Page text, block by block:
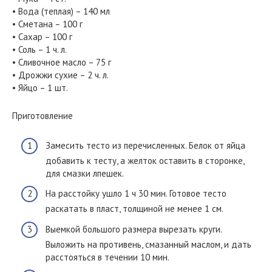
• Вода (теплая) – 140 мл
• Сметана – 100 г
• Сахар – 100 г
• Соль – 1 ч. л.
• Сливочное масло – 75 г
• Дрожжи сухие – 2 ч. л.
• Яйцо – 1 шт.
Приготовление
Замесить тесто из перечисленных. Белок от яйца
добавить к тесту, а желток оставить в сторонке,
для смазки лпешек.
На расстойку ушло 1 ч 30 мин. Готовое тесто
раскатать в пласт, толщиной не менее 1 см.
Выемкой большого размера вырезать круги.
Выложить на противень, смазанный маслом, и дать
расстояться в течении 10 мин.